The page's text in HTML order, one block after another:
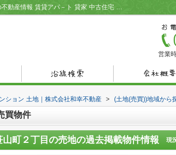
宇部市笹山町２丁目の売買物件の過去掲載物件｜宇部市の不動産情報 賃貸アパ－ト 貸家 中古住宅 中古マンション 土地｜株式会社和幸不動産
営業
ション 土地｜株式会社和幸不動産 > (土地(売買))地域から
買物件
山町２丁目の売地の過去掲載物件情報 現